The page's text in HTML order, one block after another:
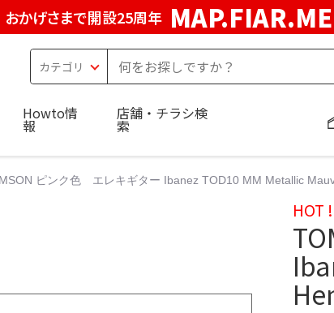
おかげさまで開設25周年
Howto情
報
店舗・チラシ検
索
ピンク色 エレキギター Ibanez TOD10 MM Metallic
HOT !